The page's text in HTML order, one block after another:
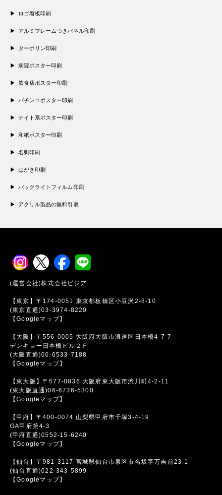
ロゴ看板印刷
アルミフレームつきパネル印刷
ターポリン印刷
病院ポスター印刷
飲食店ポスター印刷
パチンコポスター印刷
ナイト系ポスター印刷
和紙ポスター印刷
名刺印刷
はがき印刷
バックライトフィルム印刷
アクリル製品の無料引取
(運営会社)株式会社ビジア
【東京】〒174-0051 東京都板橋区小豆沢2-8-10
(東京直通)03-3974-8220
【Googleマップ】
【大阪】〒556-0005 大阪府大阪市浪速区日本橋4-7-7
デンキョー日本橋ビル２Ｆ
(大阪直通)06-6533-7188
【Googleマップ】
【東大阪】〒577-0836 大阪府東大阪市渋川町4-2-11
(東大阪直通)06-6736-5300
【Googleマップ】
【甲府】〒400-0074 山梨県甲府市千塚3-4-19
GA甲府第4-3
(甲府直通)0552-15-6240
【Googleマップ】
【仙台】〒981-3117 宮城県仙台市泉区市名坂字万吉前23-1
(仙台直通)022-343-5899
【Googleマップ】